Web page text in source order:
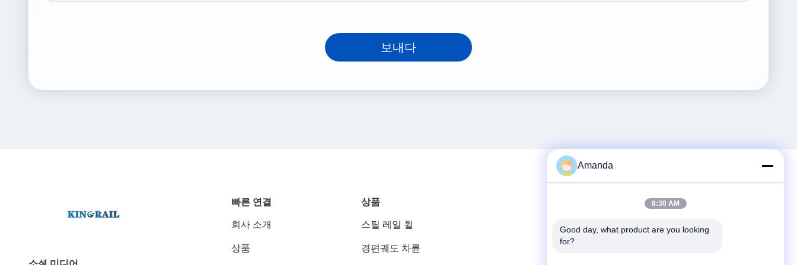
보내다
빠른 연결
회사 소개
상품
상품
스틸 레일 휠
경편궤도 차륜
Tel
Amanda
6:30 AM
Good day, what product are you looking
for?